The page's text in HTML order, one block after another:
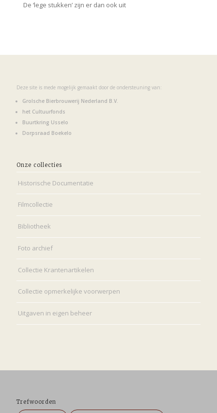
De ‘lege stukken’ zijn er dan ook uit
Deze site is mede mogelijk gemaakt door de ondersteuning van:
Grolsche Bierbrouwerij Nederland B.V.
het Cultuurfonds
Buurtkring Usselo
Dorpsraad Boekelo
Onze collecties
Historische Documentatie
Filmcollectie
Bibliotheek
Foto archief
Collectie Krantenartikelen
Collectie opmerkelijke voorwerpen
Uitgaven in eigen beheer
Trefwoorden